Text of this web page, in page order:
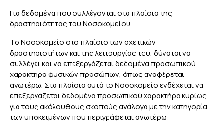
Για δεδομένα που συλλέγονται στα πλαίσια της
δραστηριότητας του Νοσοκομείου
Το Νοσοκομείο στο πλαίσιο των σχετικών
δραστηριοτήτων και της λειτουργίας του, δύναται να
συλλέγει και να επεξεργάζεται δεδομένα προσωπικού
χαρακτήρα φυσικών προσώπων, όπως αναφέρεται
ανωτέρω. Στα πλαίσια αυτά το Νοσοκομείο ενδέχεται να
επεξεργάζεται δεδομένα προσωπικού χαρακτήρα κυρίως
για τους ακόλουθους σκοπούς ανάλογα με την κατηγορία
των υποκειμένων που περιγράφεται ανωτέρω: